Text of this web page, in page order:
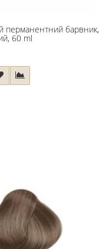
перманентний барвник,
60 ml